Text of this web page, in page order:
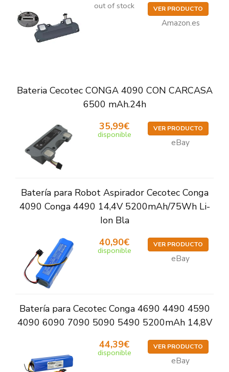
out of stock VER PRODUCTO
Amazon.es
Bateria Cecotec CONGA 4090 CON CARCASA
6500 mAh.24h
35,99€
disponible
VER PRODUCTO
eBay
Batería para Robot Aspirador Cecotec Conga
4090 Conga 4490 14,4V 5200mAh/75Wh Li-
Ion Bla
40,90€
disponible
VER PRODUCTO
eBay
Batería para Cecotec Conga 4690 4490 4590
4090 6090 7090 5090 5490 5200mAh 14,8V
44,39€
disponible
VER PRODUCTO
eBay